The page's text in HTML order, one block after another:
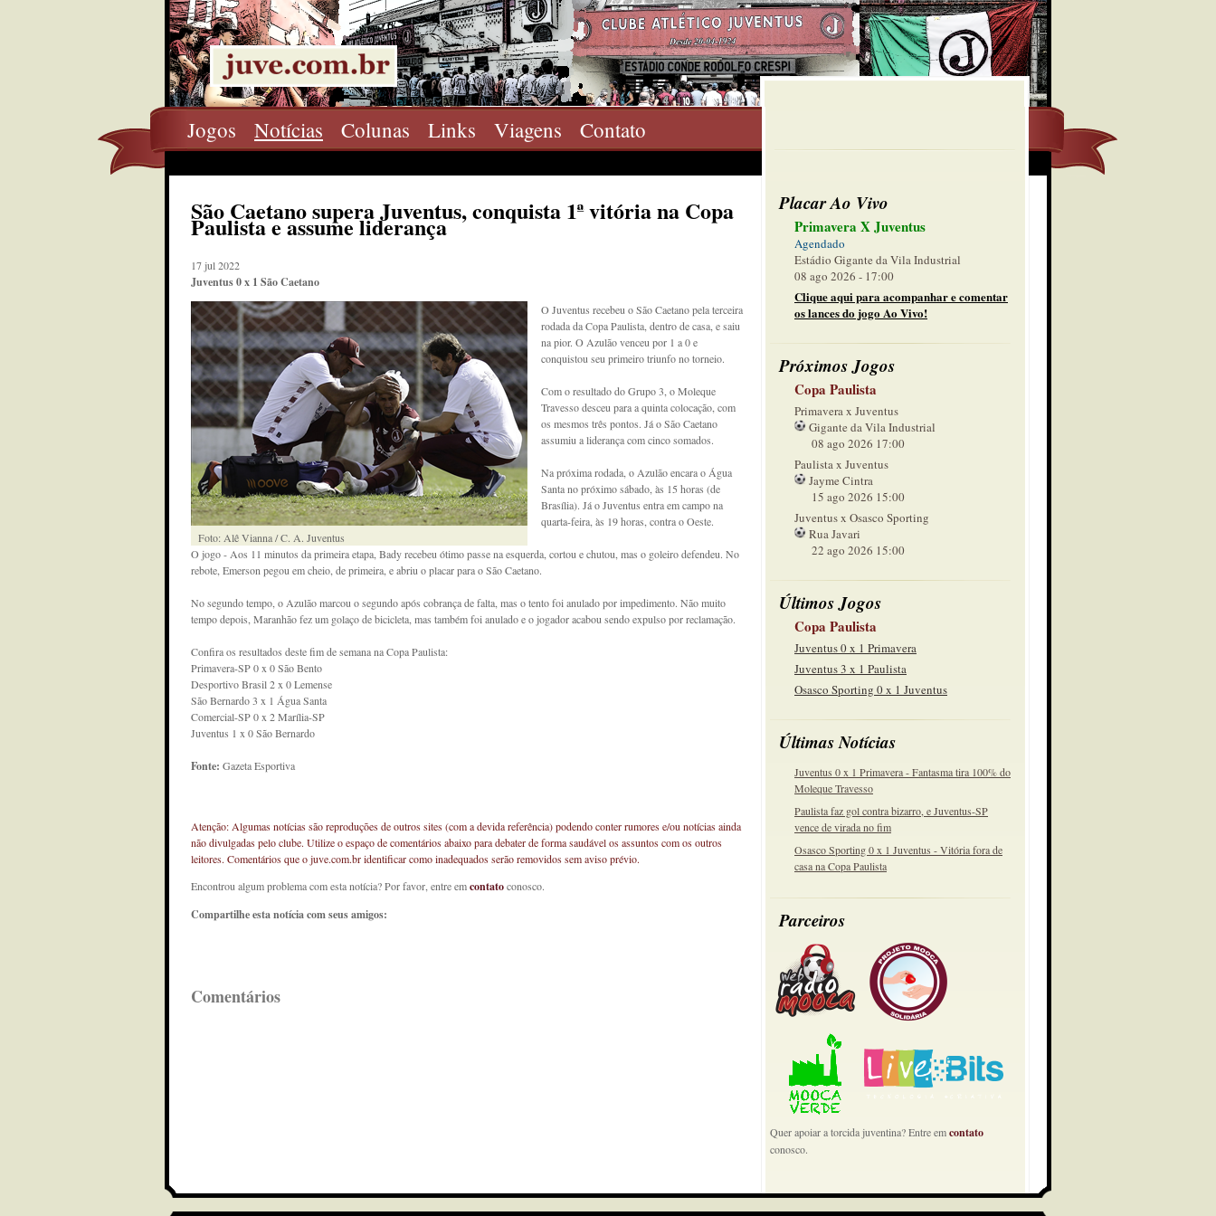
Jogos Notícias Colunas Links Viagens Contato
Placar Ao Vivo
Primavera X Juventus
Agendado
Estádio Gigante da Vila Industrial
08 ago 2026 - 17:00
Clique aqui para acompanhar e comentar
os lances do jogo Ao Vivo!
Próximos Jogos
Copa Paulista
Primavera x Juventus
Gigante da Vila Industrial
08 ago 2026 17:00
Paulista x Juventus
Jayme Cintra
15 ago 2026 15:00
Juventus x Osasco Sporting
Rua Javari
22 ago 2026 15:00
Últimos Jogos
Copa Paulista
Juventus 0 x 1 Primavera
Juventus 3 x 1 Paulista
Osasco Sporting 0 x 1 Juventus
Últimas Notícias
Juventus 0 x 1 Primavera - Fantasma tira 100% do
Moleque Travesso
Paulista faz gol contra bizarro, e Juventus-SP
vence de virada no fim
Osasco Sporting 0 x 1 Juventus - Vitória fora de
casa na Copa Paulista
Parceiros
Quer apoiar a torcida juventina? Entre emcontato
conosco.
São Caetano supera Juventus, conquista 1ª vitória na Copa
Paulista e assume liderança
17 jul 2022
Juventus 0 x 1 São Caetano
Foto: Alê Vianna / C. A. Juventus
O Juventus recebeu o São Caetano pela terceira
rodada da Copa Paulista, dentro de casa, e saiu
na pior. O Azulão venceu por 1 a 0 e
conquistou seu primeiro triunfo no torneio.
Com o resultado do Grupo 3, o Moleque
Travesso desceu para a quinta colocação, com
os mesmos três pontos. Já o São Caetano
assumiu a liderança com cinco somados.
Na próxima rodada, o Azulão encara o Água
Santa no próximo sábado, às 15 horas (de
Brasília). Já o Juventus entra em campo na
quarta-feira, às 19 horas, contra o Oeste.
O jogo - Aos 11 minutos da primeira etapa, Bady recebeu ótimo passe na esquerda, cortou e chutou, mas o goleiro defendeu. No
rebote, Emerson pegou em cheio, de primeira, e abriu o placar para o São Caetano.
No segundo tempo, o Azulão marcou o segundo após cobrança de falta, mas o tento foi anulado por impedimento. Não muito
tempo depois, Maranhão fez um golaço de bicicleta, mas também foi anulado e o jogador acabou sendo expulso por reclamação.
Confira os resultados deste fim de semana na Copa Paulista:
Primavera-SP 0 x 0 São Bento
Desportivo Brasil 2 x 0 Lemense
São Bernardo 3 x 1 Água Santa
Comercial-SP 0 x 2 Marília-SP
Juventus 1 x 0 São Bernardo
Fonte: Gazeta Esportiva
Atenção: Algumas notícias são reproduções de outros sites (com a devida referência) podendo conter rumores e/ou notícias ainda
não divulgadas pelo clube. Utilize o espaço de comentários abaixo para debater de forma saudável os assuntos com os outros
leitores. Comentários que o juve.com.br identificar como inadequados serão removidos sem aviso prévio.
Encontrou algum problema com esta notícia? Por favor, entre emcontatoconosco.
Compartilhe esta notícia com seus amigos:
Comentários